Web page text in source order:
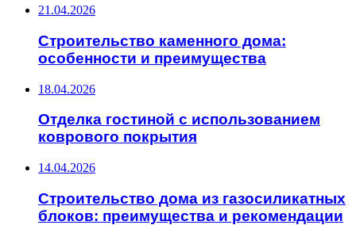
21.04.2026
Строительство каменного дома:
особенности и преимущества
18.04.2026
Отделка гостиной с использованием
коврового покрытия
14.04.2026
Строительство дома из газосиликатных
блоков: преимущества и рекомендации